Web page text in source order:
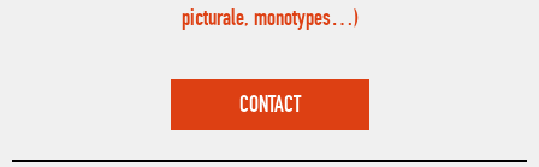
picturale, monotypes…)
CONTACT